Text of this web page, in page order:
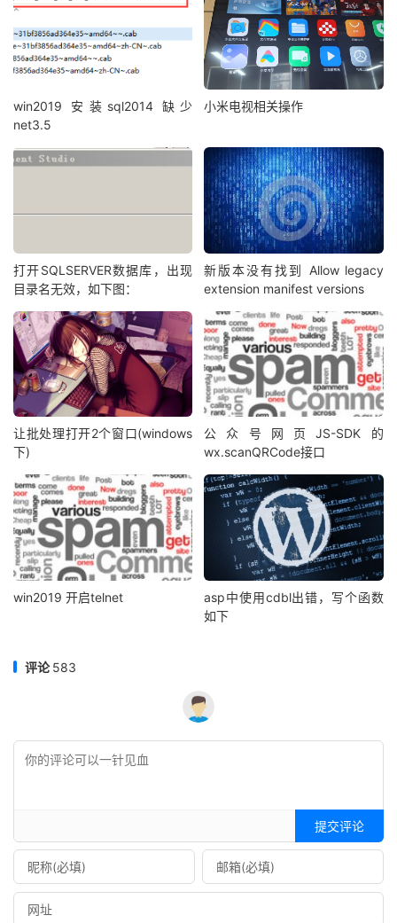
win2019 安装sql2014 缺少
net3.5
小米电视相关操作
打开SQLSERVER数据库，出现
目录名无效，如下图：
新版本没有找到 Allow legacy
extension manifest versions
让批处理打开2个窗口(windows
下)
公众号网页JS-SDK的
wx.scanQRCode接口
win2019 开启telnet
asp中使用cdbl出错，写个函数
如下
评论583
提交评论